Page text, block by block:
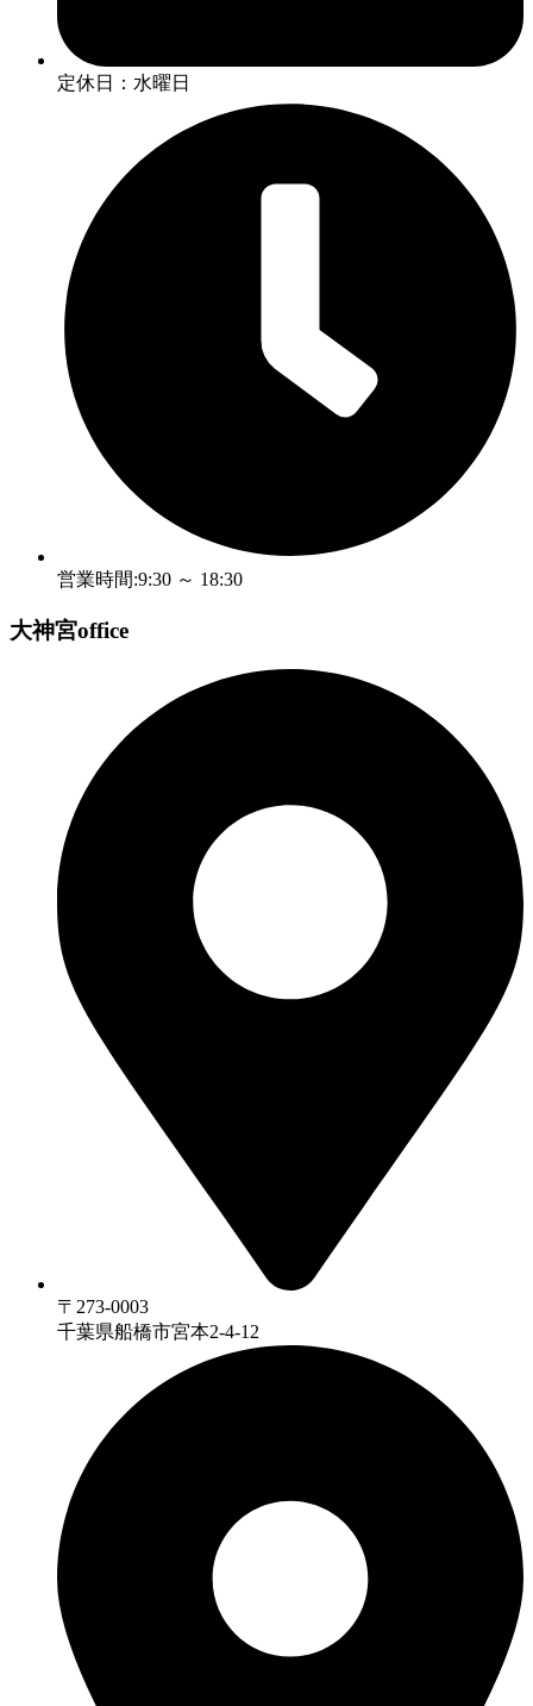
定休日：水曜日
営業時間:9:30 ～ 18:30
大神宮office
〒273-0003
千葉県船橋市宮本2-4-12